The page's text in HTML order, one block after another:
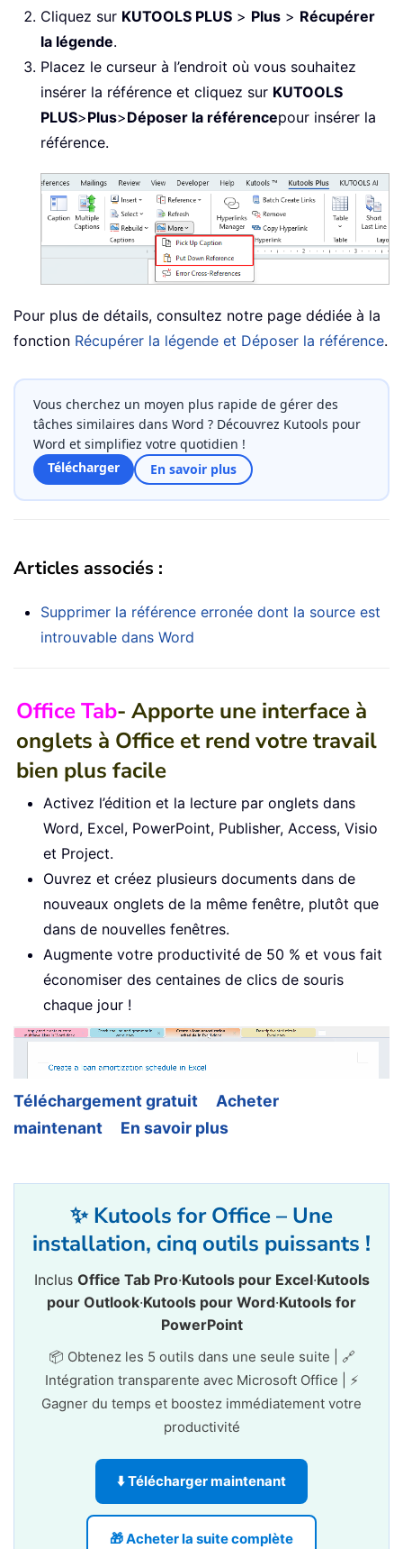
Cliquez sur KUTOOLS PLUS > Plus > Récupérer
la légende.
Placez le curseur à l’endroit où vous souhaitez
insérer la référence et cliquez sur KUTOOLS
PLUS>Plus>Déposer la référencepour insérer la
référence.
Pour plus de détails, consultez notre page dédiée à la
fonction Récupérer la légende et Déposer la référence.
Vous cherchez un moyen plus rapide de gérer des
tâches similaires dans Word ? Découvrez Kutools pour
Word et simplifiez votre quotidien !
Télécharger
En savoir plus
Articles associés :
Supprimer la référence erronée dont la source est
introuvable dans Word
Office Tab- Apporte une interface à
onglets à Office et rend votre travail
bien plus facile
Activez l’édition et la lecture par onglets dans
Word, Excel, PowerPoint, Publisher, Access, Visio
et Project.
Ouvrez et créez plusieurs documents dans de
nouveaux onglets de la même fenêtre, plutôt que
dans de nouvelles fenêtres.
Augmente votre productivité de 50 % et vous fait
économiser des centaines de clics de souris
chaque jour !
Téléchargement gratuit
Acheter
maintenant
En savoir plus
✨ Kutools for Office – Une
installation, cinq outils puissants !
Inclus Office Tab Pro·Kutools pour Excel·Kutools
pour Outlook·Kutools pour Word·Kutools for
PowerPoint
📦 Obtenez les 5 outils dans une seule suite | 🔗
Intégration transparente avec Microsoft Office | ⚡
Gagner du temps et boostez immédiatement votre
productivité
⬇️ Télécharger maintenant
🎁 Acheter la suite complète